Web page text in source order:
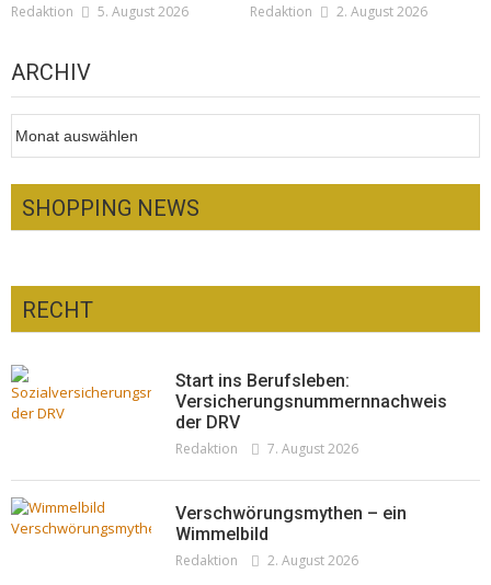
Redaktion 5. August 2026 Redaktion 2. August 2026
ARCHIV
SHOPPING NEWS
Pepe Jeans London mit Summer Sale und
neuer Kollektion
Redaktion
Woher kommt der Honig? – Neue EU-
Regeln gelten 14. Juni
RECHT
Start ins Berufsleben:
Versicherungsnummernnachweis
der DRV
Redaktion 7. August 2026
Verschwörungsmythen – ein
Wimmelbild
Redaktion 2. August 2026